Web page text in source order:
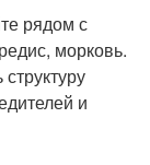
рядом с
морковь.
и